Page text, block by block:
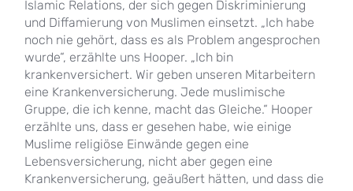
Islamic Relations, der sich gegen Diskriminierung
und Diffamierung von Muslimen einsetzt. „Ich habe
noch nie gehört, dass es als Problem angesprochen
wurde“, erzählte uns Hooper. „Ich bin
krankenversichert. Wir geben unseren Mitarbeitern
eine Krankenversicherung. Jede muslimische
Gruppe, die ich kenne, macht das Gleiche.“ Hooper
erzählte uns, dass er gesehen habe, wie einige
Muslime religiöse Einwände gegen eine
Lebensversicherung, nicht aber gegen eine
Krankenversicherung, geäußert hätten, und dass die